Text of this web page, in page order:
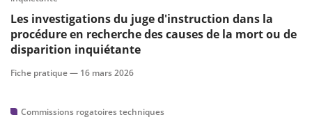
Les investigations du juge d'instruction dans la
procédure en recherche des causes de la mort ou de
disparition inquiétante
Fiche pratique — 16 mars 2026
Commissions rogatoires techniques